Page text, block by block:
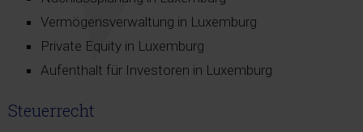
Vermögensverwaltung in Luxemburg
Private Equity in Luxemburg
Aufenthalt für Investoren in Luxemburg
Steuerrecht